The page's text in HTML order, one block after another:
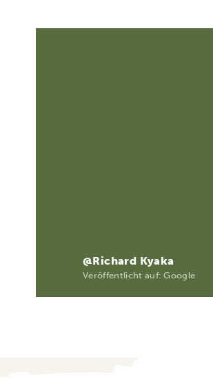
@Richard Kyaka
Veröffentlicht auf: Google